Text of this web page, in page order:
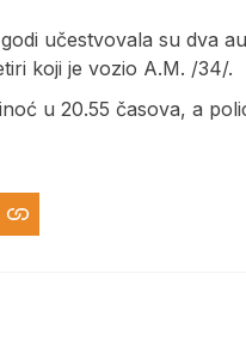
učestvovala su dva
koji je vozio A.M. /34/.
u 20.55 časova, a